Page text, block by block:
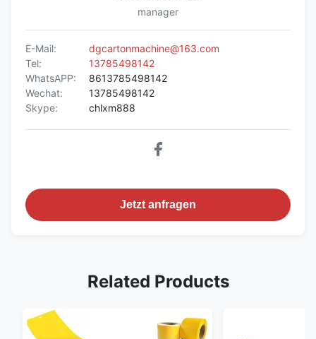
manager
E-Mail:
dgcartonmachine@163.com
Tel:
13785498142
WhatsAPP:
8613785498142
Wechat:
13785498142
Skype:
chlxm888
Jetzt anfragen
Related Products